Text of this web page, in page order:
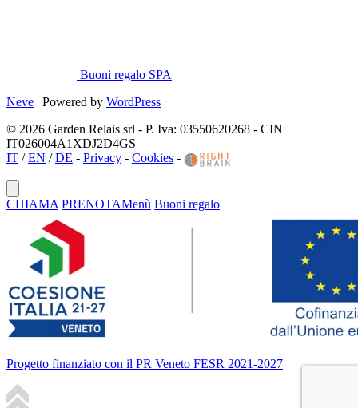
Buoni regalo SPA
Neve | Powered by WordPress
© 2026 Garden Relais srl - P. Iva: 03550620268 - CIN
IT026004A1XDJ2D4GS
IT /EN /DE - Privacy - Cookies -
CHIAMA PRENOTAMenù Buoni regalo
Progetto finanziato con il PR Veneto FESR 2021-2027